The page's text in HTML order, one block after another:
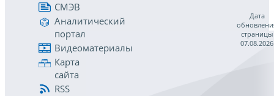
СМЭВ
Аналитический
портал
Видеоматериалы
Карта
сайта
RSS
Дата
страницы
07.08.2026